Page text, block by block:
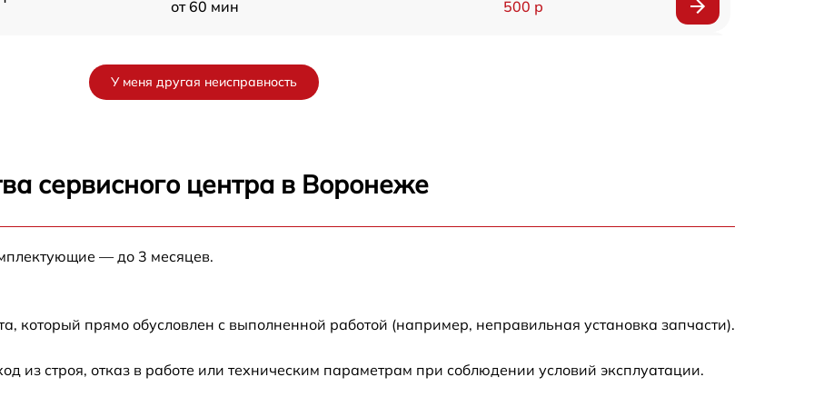
от 60 мин 500 р
от 60 мин
У меня другая неисправность
сервисного центра в Воронеже
— до 3 месяцев.
который прямо обусловлен с выполненной работой (например, неправильная установка запчасти).
строя, отказ в работе или техническим параметрам при соблюдении условий эксплуатации.